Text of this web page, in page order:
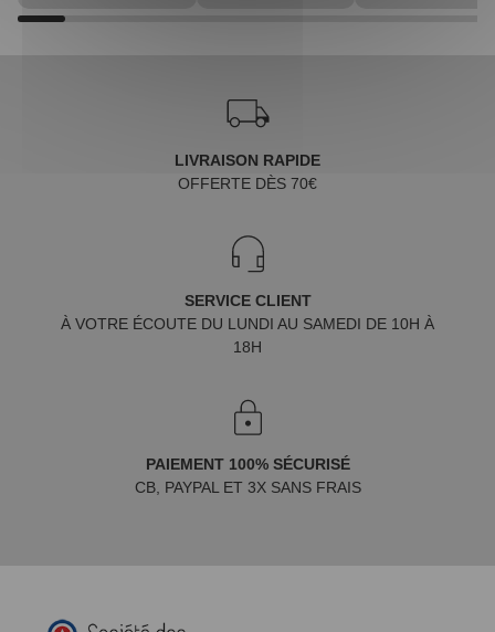
LIVRAISON RAPIDE
OFFERTE DÈS 70€
SERVICE CLIENT
À VOTRE ÉCOUTE DU LUNDI AU SAMEDI DE 10H À
18H
PAIEMENT 100% SÉCURISÉ
CB, PAYPAL ET 3X SANS FRAIS